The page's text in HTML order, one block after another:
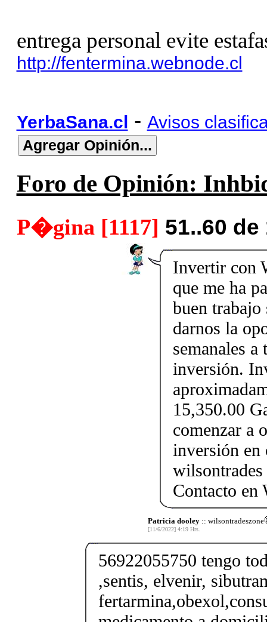
entrega personal evite
http://fentermina.webnode.cl
YerbaSana.cl - Avisos
Foro de Opinión:
P�gina [1117] 51..60
Invertir con
que me ha
buen
darnos la
semanales
inversión.
15,350.00
comenzar a
inversión en
wilsontrades
Contacto en
Patricia dooley:: wilsontradeszone
[11/6/2022] 4:19 Hrs.
56922055750 tengo
,sentis, elvenir,